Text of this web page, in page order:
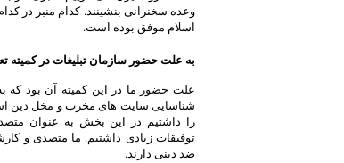
اسلام موفق بوده است.
به علت حضور سازمان تبلیغات در کمیته
علت حضور ما در این کمیته آن بود که
شناسایی سایت های مخرب و مخل دین
را داشتیم در این بخش به عنوان
توفیقات زیادی داشتیم. ما متصدی و
ضد دینی دارند.